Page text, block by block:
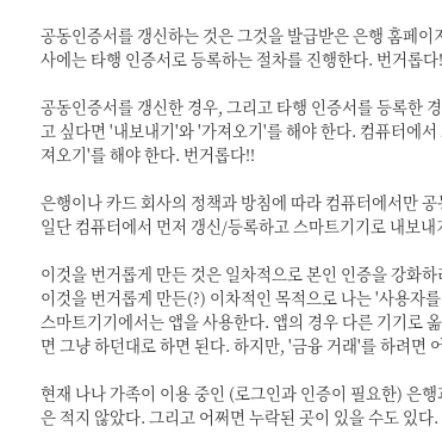
공동인증서를 갱신하는 것은그것을 발급받은 은행 홈페이
사에는 타행 인증서로 등록하는 절차를 진행한다. 번거롭다!
공동인증서를 갱신한 경우, 그리고 타행 인증서를 등록한
고 싶다면 '내보내기'와 '가져오기'를 해야 한다. 컴퓨터에
져오기'를 해야 한다. 번거롭다!!
은행이나 카드 회사의 정책과 방침에 따라 컴퓨터에서만
일단 컴퓨터에서 먼저 갱신/등록하고 스마트기기로 내보
이것을 번거롭게 만든 것은 일차적으로 본인 인증을 강화
이것을 번거롭게 만든(?) 이차적인 목적으로 나는 '사용자
스마트기기에서는 앱을 사용한다. 앱의 경우 다른 기기로
면 그냥 하던대로 하면 된다. 하지만, '금융 거래'를 하려면
현재 나나 가족이 이용 중인 (로그인과 인증이 필요한) 은
은 적지 않았다. 그리고 어쩌면 누락된 곳이 있을 수도 있다.